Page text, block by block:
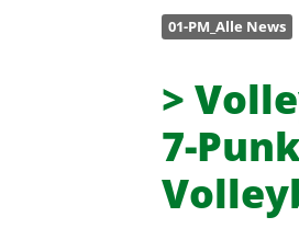
01-PM_Alle News
>
7-